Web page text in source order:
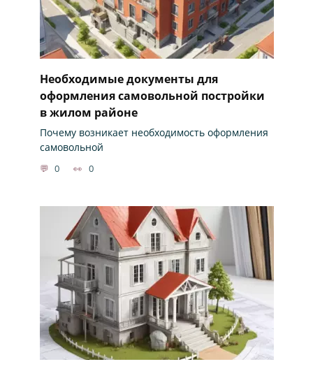
Необходимые документы для
оформления самовольной постройки
в жилом районе
Почему возникает необходимость оформления
самовольной
0 0